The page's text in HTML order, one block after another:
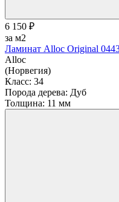
6 150 ₽
за м2
Ламинат Alloc Original
Alloc
(Норвегия)
Класс: 34
Порода дерева: Дуб
Толщина: 11 мм